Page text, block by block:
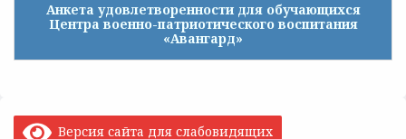
Анкета удовлетворенности для обучающихся
Центра военно-патриотического воспитания
«Авангард»
Версия сайта для слабовидящих